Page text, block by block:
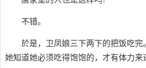
不错。
於是，卫凤娘三下两下的把饭吃完
她知道她必须吃得饱饱的，才有体力来